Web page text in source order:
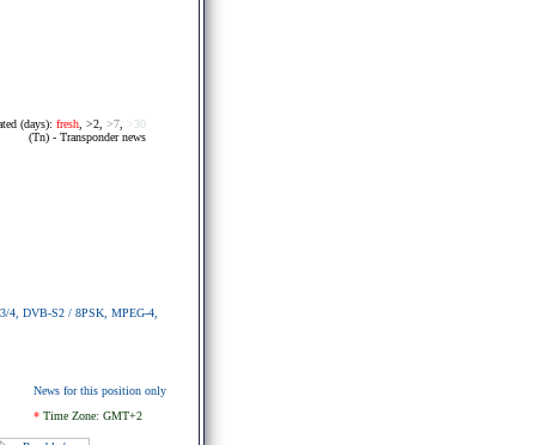
(days): fresh, >2, >7,
>30
(Tn) - Transponder news
4, DVB-S2 / 8PSK, MPEG-4,
News for this position only
* Time Zone: GMT+2